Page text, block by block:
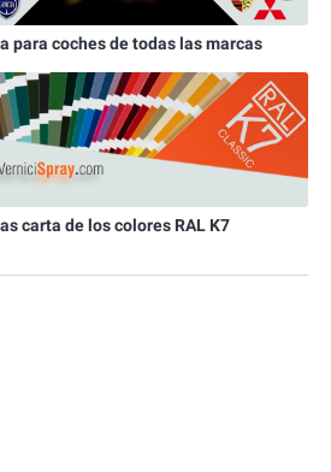
para coches de todas las marcas
carta de los colores RAL K7